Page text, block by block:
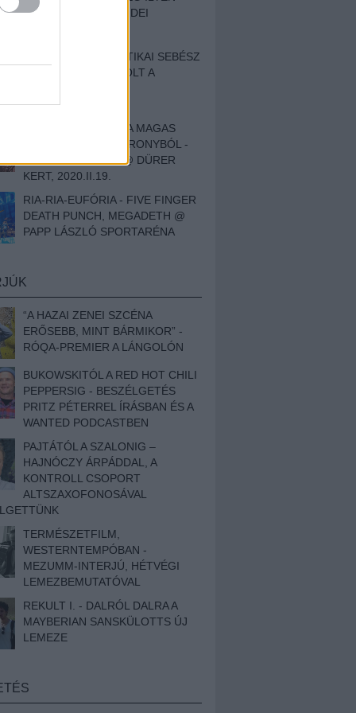
BESZÁMOLÓNK AZ IDEI
EGY HALLÁSPLASZTIKAI SEBÉSZ
NAPLÓJA - ILYEN VOLT A
DOKUMENTUMFILM
MÉLY FÉRFIBÁNAT A MAGAS
ELEFÁNTCSONTTORONYBÓL -
LEPROUS, KLONE @ DÜRER
KERT, 2020.II.19.
RIA-RIA-EUFÓRIA - FIVE FINGER
DEATH PUNCH, MEGADETH @
PAPP LÁSZLÓ SPORTARÉNA
“A HAZAI ZENEI SZCÉNA
ERŐSEBB, MINT BÁRMIKOR” -
RÓQA-PREMIER A LÁNGOLÓN
BUKOWSKITÓL A RED HOT CHILI
PEPPERSIG - BESZÉLGETÉS
PRITZ PÉTERREL ÍRÁSBAN ÉS A
WANTED PODCASTBEN
PAJTÁTÓL A SZALONIG –
HAJNÓCZY ÁRPÁDDAL, A
KONTROLL CSOPORT
ALTSZAXOFONOSÁVAL
TERMÉSZETFILM,
WESTERNTEMPÓBAN -
MEZUMM-INTERJÚ, HÉTVÉGI
LEMEZBEMUTATÓVAL
REKULT I. - DALRÓL DALRA A
MAYBERIAN SANSKÜLOTTS ÚJ
LEMEZE